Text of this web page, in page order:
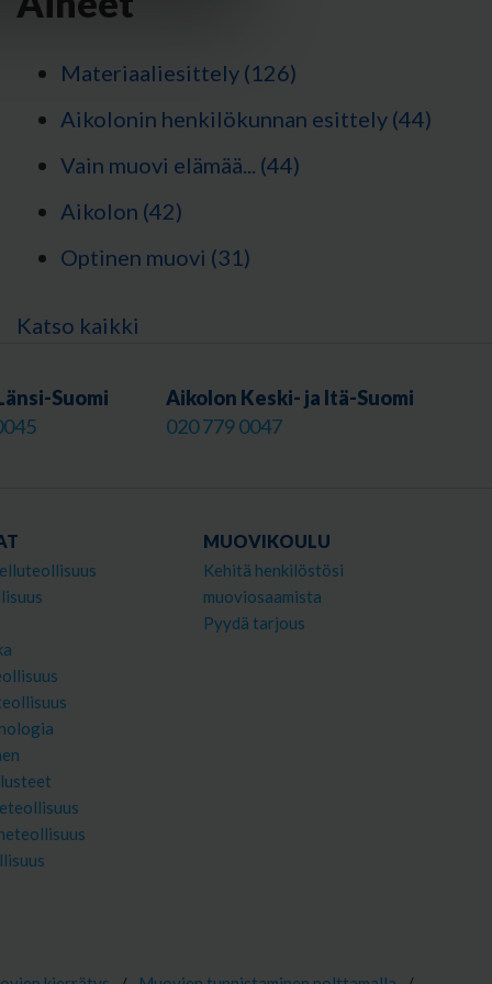
Materiaaliesittely (126)
Aikolonin henkilökunnan esittely (44)
Vain muovi elämää... (44)
Aikolon (42)
Optinen muovi (31)
Katso kaikki
Suomi
Aikolon Keski- ja Itä-Suomi
020 779 0047
MUOVIKOULU
Kehitä henkilöstösi
muoviosaamista
Pyydä tarjous